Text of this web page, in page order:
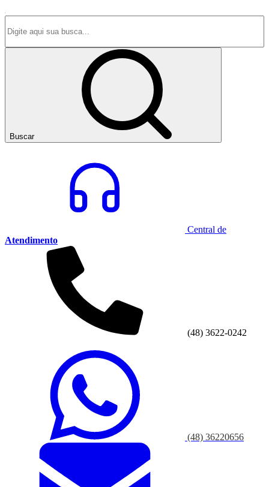
Buscar
Central de
Atendimento
(48) 3622-0242
(48) 36220656